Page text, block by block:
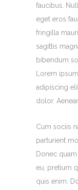
faucibus.
eget eros
fringilla
sagittis
bibendum
Lorem
adipiscing
dolor.
Cum sociis
parturient
Donec
eu, pretium
quis enim.